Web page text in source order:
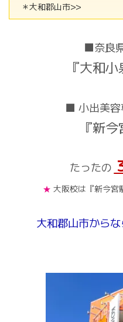
＊大和郡山市>>
■奈良
『大和
■ 小出美容
『新
たったの
★ 大阪校は『新今宮
大和郡山市から